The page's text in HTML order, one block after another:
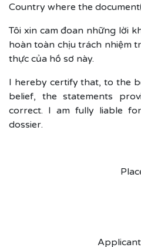
Country where the
Tôi xin cam đoan những lời
hoàn toàn chịu trách nhiệm
thực của hồ sơ này.
I hereby certify that, to the
belief, the statements
correct. I am fully liable
dossier.